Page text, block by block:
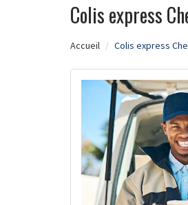
Colis express
Accueil Colis express